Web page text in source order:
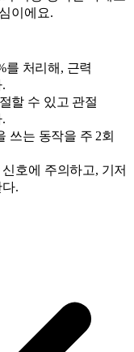
이에요.
를 처리해, 근력
할 수 있고 관절
쓰는 동작을 주 2회
호에 주의하고, 기저
.